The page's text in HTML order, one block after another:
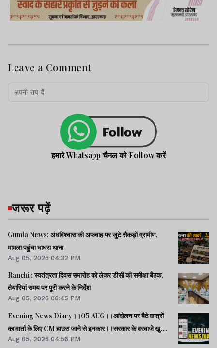
Leave a Comment
हमारे Whatsapp चैनल को Follow करें
जरूर पढ़ें
Gumla News: अंधविश्वास की अफवाह पर जुटे सैकड़ों ग्रामीण,
मामला पहुंचा घाघरा थाना
Aug 05, 2026 04:32 PM
Ranchi : स्वतंत्रता दिवस समारोह को लेकर डीसी की समीक्षा बैठक,
तैयारियां समय पर पूरी करने के निर्देश
Aug 05, 2026 06:45 PM
Evening News Diary।।05 AUG।।आंदोलन पर बैठे छात्रों
का वार्ता के लिए CM हाउस जाने से इनकार।।सरकार के दरवाजे खुले
हैं, जांच के बाद होगा फैसला : CM हेमंत।।राहुल की रिजिजू को दो
Aug 05, 2026 04:56 PM